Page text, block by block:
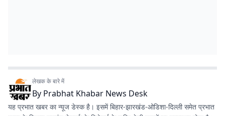
लेखक के बारे में
By Prabhat Khabar News Desk
यह प्रभात खबर का न्यूज डेस्क है। इसमें बिहार-झारखंड-ओडिशा-दिल्‍ली समेत प्रभात